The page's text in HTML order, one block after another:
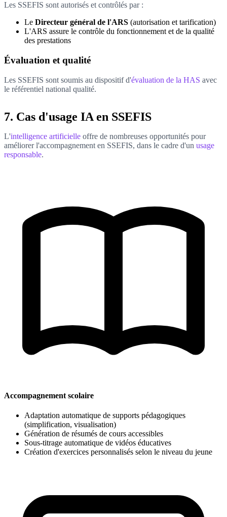
Les SSEFIS sont autorisés et contrôlés par :
Le Directeur général de l'ARS (autorisation et tarification)
L'ARS assure le contrôle du fonctionnement et de la qualité
des prestations
Évaluation et qualité
Les SSEFIS sont soumis au dispositif d'évaluation de la HAS avec
le référentiel national qualité.
7. Cas d'usage IA en SSEFIS
L'intelligence artificielle offre de nombreuses opportunités pour
améliorer l'accompagnement en SSEFIS, dans le cadre d'un usage
responsable.
Accompagnement scolaire
Adaptation automatique de supports pédagogiques
(simplification, visualisation)
Génération de résumés de cours accessibles
Sous-titrage automatique de vidéos éducatives
Création d'exercices personnalisés selon le niveau du jeune